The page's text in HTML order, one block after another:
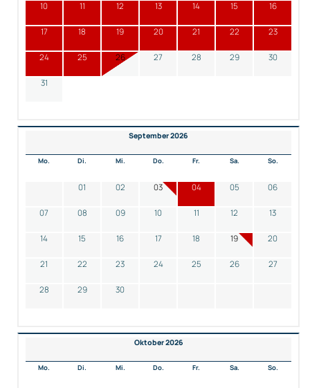
10 11 12 13 14 15 16
17 18 19 20 21 22 23
24 25 26 27 28 29 30
31
September 2026
Mo. Di. Mi. Do. Fr. Sa. So.
01 02 03 04 05 06
07 08 09 10 11 12 13
14 15 16 17 18 19 20
21 22 23 24 25 26 27
28 29 30
Oktober 2026
Mo. Di. Mi. Do. Fr. Sa. So.